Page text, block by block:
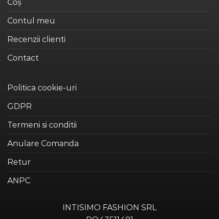
Coș
Contul meu
Recenzii clienti
Contact
Politica cookie-uri
GDPR
Termeni si conditii
Anulare Comanda
Retur
ANPC
INTISIMO FASHION SRL